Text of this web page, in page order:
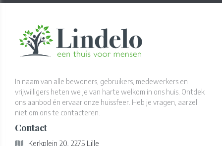
In naam van alle bewoners, gebruikers, medewerkers en
vrijwilligers heten we je van harte welkom in ons huis. Ontdek
ons aanbod én ervaar onze huissfeer. Heb je vragen, aarzel
niet om ons te contacteren.
Contact
Kerkplein 20, 2275 Lille